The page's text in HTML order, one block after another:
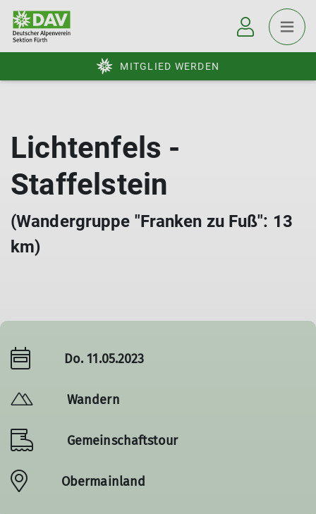
MITGLIED WERDEN
Lichtenfels -
Staffelstein
(Wandergruppe "Franken zu Fuß": 13
km)
Do. 11.05.2023
Wandern
Gemeinschaftstour
Obermainland